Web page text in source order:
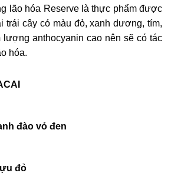
lão hóa Reserve là thực phẩm được
trái cây có màu đỏ, xanh dương, tím,
lượng anthocyanin cao nên sẽ có tác
hóa.
đào vỏ đen
đỏ